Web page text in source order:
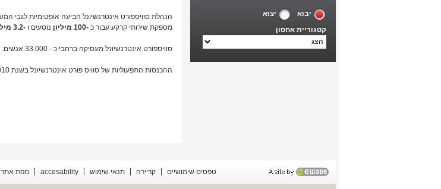
יבוא
יצוא
קטגוריית אחסון
מספקת שירותי קרקע עבור כ -100 מיליון נוסעים ו -3.2 מיליון טון
סוויספורט אינטרנשיונל מעסיקה ברחבי כ - 33.000 אנשים. סוויספורט פועלת ב 185 תחנות שירות ב 37 מדינות ברחבי הגלובוס.
ההכנסות התפעוליות של סוויס פורט אינטרנשיונל בשנת 2010 עמדו על סך של מיליארד ו 740 מיליון פרנק שוויצרי.
טפסים שימושיים קריירה תנאי שימוש accesability מפת אתר